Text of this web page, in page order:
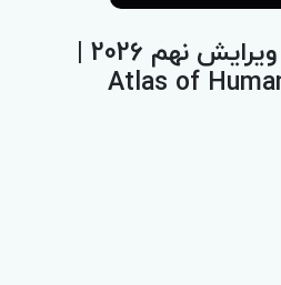
اطلس آناتومی نتر ویرایش نهم 2026 |
Atlas of